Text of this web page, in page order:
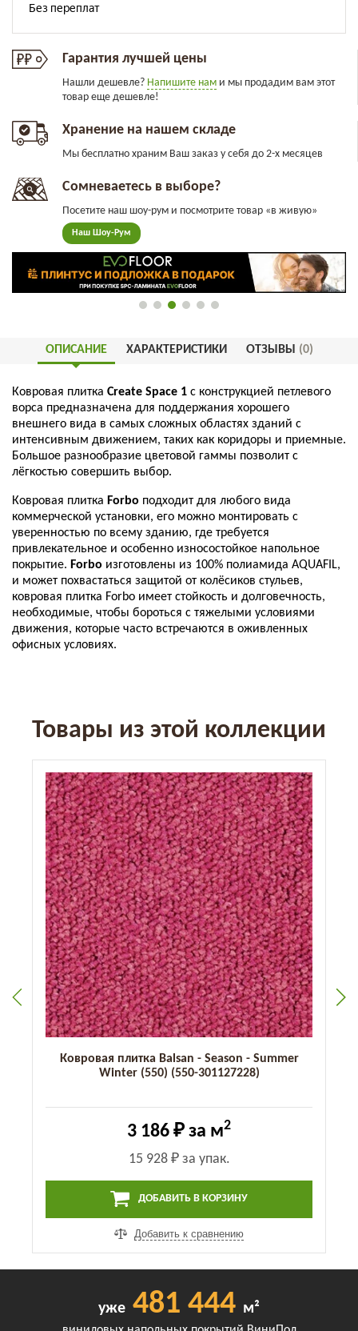
Гарантия лучшей цены
Нашли дешевле? Напишите нам и мы продадим вам этот
товар еще дешевле!
Хранение на нашем складе
Мы бесплатно храним Ваш заказ у себя до 2-х месяцев
Сомневаетесь в выборе?
Посетите наш шоу-рум и посмотрите товар «в живую»
Наш Шоу-Рум
ОПИСАНИЕ ХАРАКТЕРИСТИКИ ОТЗЫВЫ (0)
Ковровая плитка Create Space 1 с конструкцией петлевого
ворса предназначена для поддержания хорошего
внешнего вида в самых сложных областях зданий с
интенсивным движением, таких как коридоры и приемные.
Большое разнообразие цветовой гаммы позволит с
лёгкостью совершить выбор.
Ковровая плитка Forbo подходит для любого вида
коммерческой установки, его можно монтировать с
уверенностью по всему зданию, где требуется
привлекательное и особенно износостойкое напольное
покрытие. Forbo изготовлены из 100% полиамида AQUAFIL,
и может похвастаться защитой от колёсиков стульев,
ковровая плитка Forbo имеет стойкость и долговечность,
необходимые, чтобы бороться с тяжелыми условиями
движения, которые часто встречаются в оживленных
офисных условиях.
Товары из этой коллекции
Ковровая плитка Balsan - Season - Summer
Winter (550) (550-301127228)
3 186 ₽ за м2
15 928 ₽за упак.
ДОБАВИТЬ В КОРЗИНУ
Добавить к сравнению
уже 481 444 м²